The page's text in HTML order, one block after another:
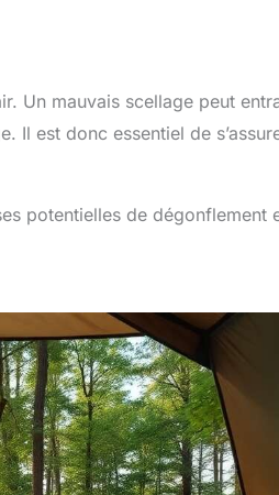
Un mauvais scellage peut
Il est donc essentiel de
potentielles de dégonflement